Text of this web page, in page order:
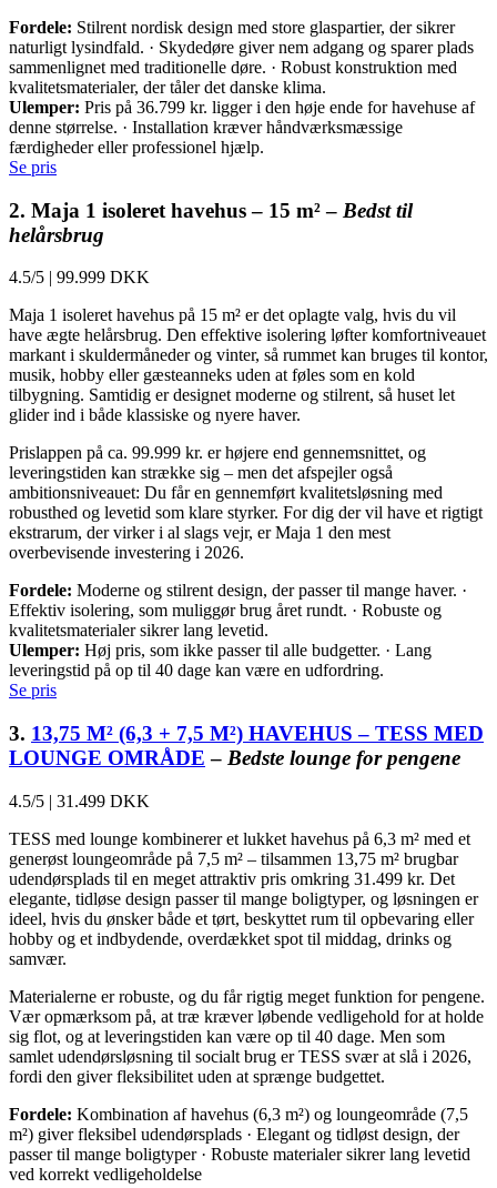
Fordele: Stilrent nordisk design med store glaspartier, der sikrer
naturligt lysindfald. · Skydedøre giver nem adgang og sparer plads
sammenlignet med traditionelle døre. · Robust konstruktion med
kvalitetsmaterialer, der tåler det danske klima.
Ulemper: Pris på 36.799 kr. ligger i den høje ende for havehuse af
denne størrelse. · Installation kræver håndværksmæssige
færdigheder eller professionel hjælp.
Se pris
2. Maja 1 isoleret havehus – 15 m² – Bedst til
helårsbrug
4.5/5 | 99.999 DKK
Maja 1 isoleret havehus på 15 m² er det oplagte valg, hvis du vil
have ægte helårsbrug. Den effektive isolering løfter komfortniveauet
markant i skuldermåneder og vinter, så rummet kan bruges til kontor,
musik, hobby eller gæsteanneks uden at føles som en kold
tilbygning. Samtidig er designet moderne og stilrent, så huset let
glider ind i både klassiske og nyere haver.
Prislappen på ca. 99.999 kr. er højere end gennemsnittet, og
leveringstiden kan strække sig – men det afspejler også
ambitionsniveauet: Du får en gennemført kvalitetsløsning med
robusthed og levetid som klare styrker. For dig der vil have et rigtigt
ekstrarum, der virker i al slags vejr, er Maja 1 den mest
overbevisende investering i 2026.
Fordele: Moderne og stilrent design, der passer til mange haver. ·
Effektiv isolering, som muliggør brug året rundt. · Robuste og
kvalitetsmaterialer sikrer lang levetid.
Ulemper: Høj pris, som ikke passer til alle budgetter. · Lang
leveringstid på op til 40 dage kan være en udfordring.
Se pris
3. 13,75 M² (6,3 + 7,5 M²) HAVEHUS – TESS MED
LOUNGE OMRÅDE – Bedste lounge for pengene
4.5/5 | 31.499 DKK
TESS med lounge kombinerer et lukket havehus på 6,3 m² med et
generøst loungeområde på 7,5 m² – tilsammen 13,75 m² brugbar
udendørsplads til en meget attraktiv pris omkring 31.499 kr. Det
elegante, tidløse design passer til mange boligtyper, og løsningen er
ideel, hvis du ønsker både et tørt, beskyttet rum til opbevaring eller
hobby og et indbydende, overdækket spot til middag, drinks og
samvær.
Materialerne er robuste, og du får rigtig meget funktion for pengene.
Vær opmærksom på, at træ kræver løbende vedligehold for at holde
sig flot, og at leveringstiden kan være op til 40 dage. Men som
samlet udendørsløsning til socialt brug er TESS svær at slå i 2026,
fordi den giver fleksibilitet uden at sprænge budgettet.
Fordele: Kombination af havehus (6,3 m²) og loungeområde (7,5
m²) giver fleksibel udendørsplads · Elegant og tidløst design, der
passer til mange boligtyper · Robuste materialer sikrer lang levetid
ved korrekt vedligeholdelse